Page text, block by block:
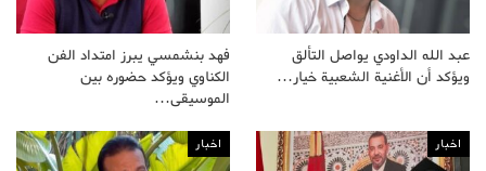
عبد الله الداودي يواصل التألق
ويؤكد أن الأغنية الشعبية خيار…
فهد بنشمسي يبرز امتداد الفن
الكناوي ويؤكد حضوره بين
الموسيقى…
اخبار اخبار